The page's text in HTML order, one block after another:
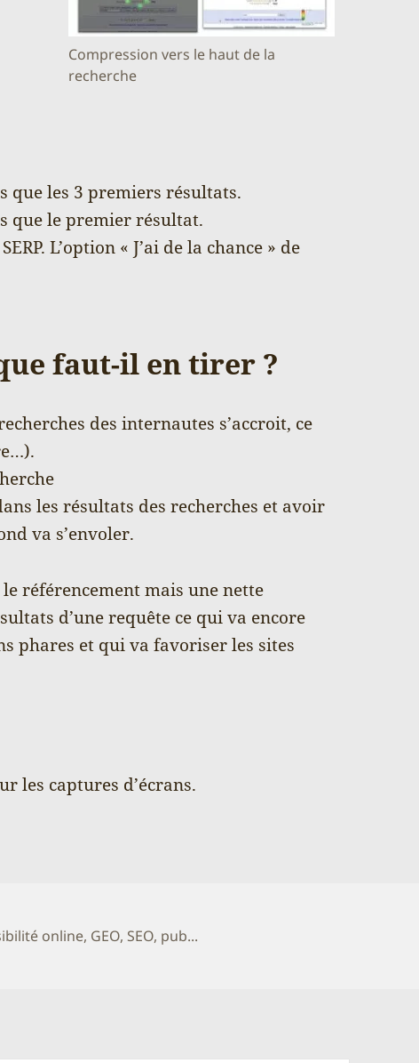
Compression vers le haut de la
recherche
que les 3 premiers résultats.
que le premier résultat.
L’option « J’ai de la chance » de
faut-il en tirer ?
des internautes s’accroit, ce
les résultats des recherches et avoir
va s’envoler.
référencement mais une nette
d’une requête ce qui va encore
phares et qui va favoriser les sites
les captures d’écrans.
online, GEO, SEO, pub...